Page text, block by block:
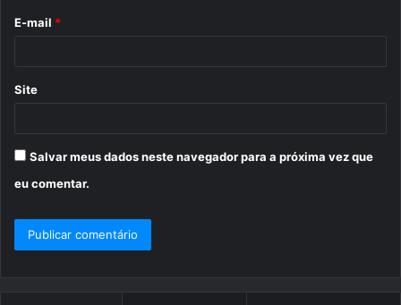
E-mail *
Site
Salvar meus dados neste navegador para a próxima vez que
eu comentar.